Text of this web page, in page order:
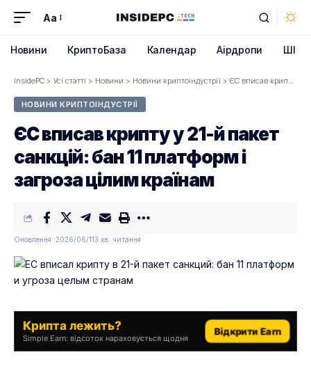
Font
Aa
Новини КриптоБаза Календар Аірдропи ШІ
InsidePC > Усі статті > Новини > Новини криптоіндустрії > ЄС вписав крипту у 21-й пакет санкцій: бан 11 платформ і загроза цілим країнам
НОВИНИ КРИПТОІНДУСТРІЇ
ЄС вписав крипту у 21-й пакет
санкцій: бан 11 платформ і
загроза цілим країнам
Оновлення: 2026/06/113 хв. читання
Крипта лежить?
Simple Earn: відсоток нараховується щодня
Відкрити Earn